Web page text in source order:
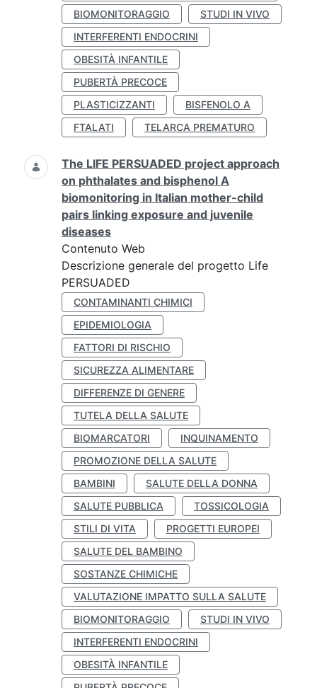
BIOMONITORAGGIO
STUDI IN VIVO
INTERFERENTI ENDOCRINI
OBESITÀ INFANTILE
PUBERTÀ PRECOCE
PLASTICIZZANTI
BISFENOLO A
FTALATI
TELARCA PREMATURO
The LIFE PERSUADED project approach
on phthalates and bisphenol A
biomonitoring in Italian mother-child
pairs linking exposure and juvenile
diseases
Contenuto Web
Descrizione generale del progetto Life
PERSUADED
CONTAMINANTI CHIMICI
EPIDEMIOLOGIA
FATTORI DI RISCHIO
SICUREZZA ALIMENTARE
DIFFERENZE DI GENERE
TUTELA DELLA SALUTE
BIOMARCATORI
INQUINAMENTO
PROMOZIONE DELLA SALUTE
BAMBINI
SALUTE DELLA DONNA
SALUTE PUBBLICA
TOSSICOLOGIA
STILI DI VITA
PROGETTI EUROPEI
SALUTE DEL BAMBINO
SOSTANZE CHIMICHE
VALUTAZIONE IMPATTO SULLA SALUTE
BIOMONITORAGGIO
STUDI IN VIVO
INTERFERENTI ENDOCRINI
OBESITÀ INFANTILE